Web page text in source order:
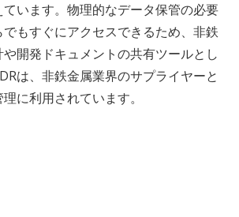
います。物理的なデータ保管の必要
もすぐにアクセスできるため、非鉄
開発ドキュメントの共有ツールとし
は、非鉄金属業界のサプライヤーと
に利用されています。